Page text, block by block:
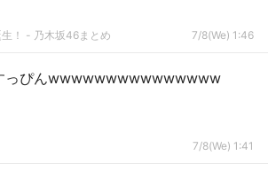
！ - 乃木坂46まとめ 7/8(We) 1:46
っぴんwwwwwwwwwwwwwww
7/8(We) 1:41